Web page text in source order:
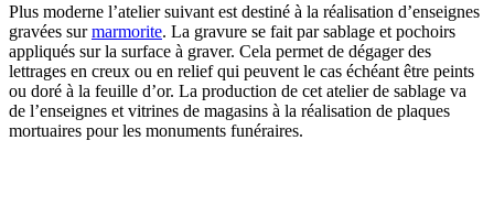
Plus moderne l’atelier suivant est destiné à la réalisation d’enseignes
gravées surmarmorite. La gravure se fait par sablage et pochoirs
appliqués sur la surface à graver. Cela permet de dégager des
lettrages en creux ou en relief qui peuvent le cas échéant être peints
ou doré à la feuille d’or. La production de cet atelier de sablage va
de l’enseignes et vitrines de magasins à la réalisation de plaques
mortuaires pour les monuments funéraires.